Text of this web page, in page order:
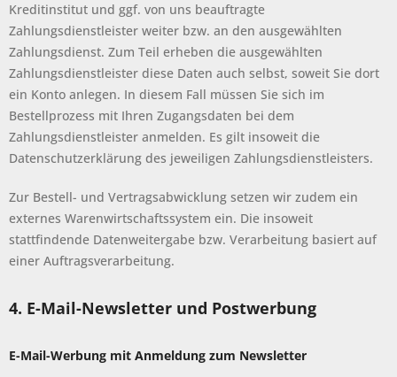
Kreditinstitut und ggf. von uns beauftragte
Zahlungsdienstleister weiter bzw. an den ausgewählten
Zahlungsdienst. Zum Teil erheben die ausgewählten
Zahlungsdienstleister diese Daten auch selbst, soweit Sie dort
ein Konto anlegen. In diesem Fall müssen Sie sich im
Bestellprozess mit Ihren Zugangsdaten bei dem
Zahlungsdienstleister anmelden. Es gilt insoweit die
Datenschutzerklärung des jeweiligen Zahlungsdienstleisters.
Zur Bestell- und Vertragsabwicklung setzen wir zudem ein
externes Warenwirtschaftssystem ein. Die insoweit
stattfindende Datenweitergabe bzw. Verarbeitung basiert auf
einer Auftragsverarbeitung.
4. E-Mail-Newsletter und Postwerbung
E-Mail-Werbung mit Anmeldung zum Newsletter